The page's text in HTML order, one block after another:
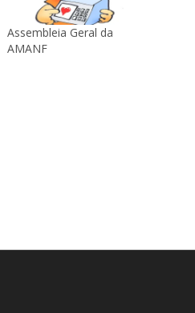
Assembleia Geral da
AMANF